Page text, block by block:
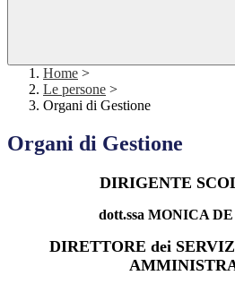
Home >
Le persone >
Organi di Gestione
Organi di Gestione
DIRIGENTE
dott.ssa MONICA
DIRETTORE dei